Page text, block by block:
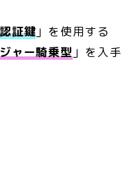
証鍵 」を使用する
ャー騎乗型 」を入手